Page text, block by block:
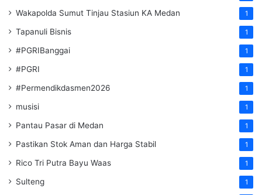
Wakapolda Sumut Tinjau Stasiun KA Medan 1
Tapanuli Bisnis 1
#PGRIBanggai 1
#PGRI 1
#Permendikdasmen2026 1
musisi 1
Pantau Pasar di Medan 1
Pastikan Stok Aman dan Harga Stabil 1
Rico Tri Putra Bayu Waas 1
Sulteng 1